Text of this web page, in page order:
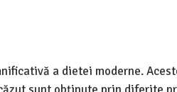
a dietei moderne.